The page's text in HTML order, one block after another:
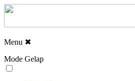
Menu ✖
Mode Gelap